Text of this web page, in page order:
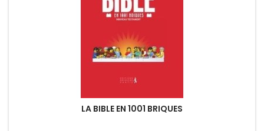
LA BIBLE EN 1001 BRIQUES